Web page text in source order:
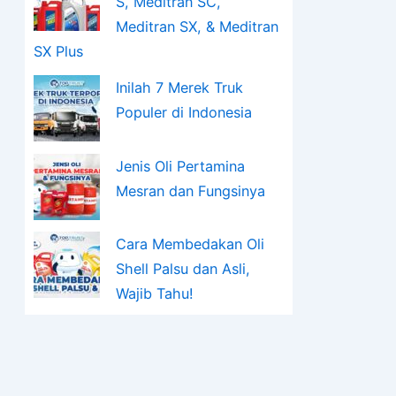
Meditran SX, & Meditran
SX Plus
Inilah 7 Merek Truk
Populer di Indonesia
Jenis Oli Pertamina
Mesran dan Fungsinya
Cara Membedakan Oli
Shell Palsu dan Asli,
Wajib Tahu!